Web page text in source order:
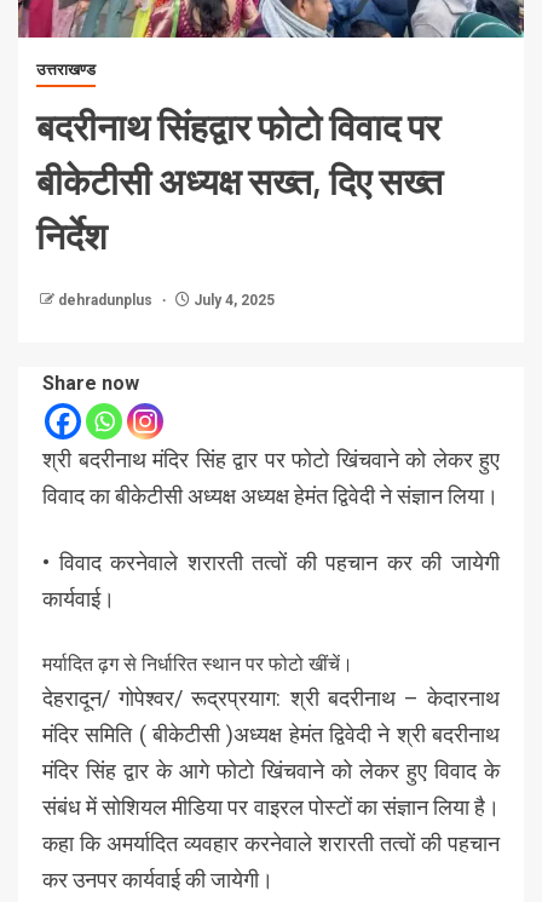
उत्तराखण्ड
बदरीनाथ सिंहद्वार फोटो विवाद पर
बीकेटीसी अध्यक्ष सख्त, दिए सख्त
निर्देश
dehradunplus July 4, 2025
Share now
श्री बदरीनाथ मंदिर सिंह द्वार पर फोटो खिंचवाने को लेकर हुए
विवाद का बीकेटीसी अध्यक्ष अध्यक्ष हेमंत द्विवेदी ने संज्ञान लिया।
• विवाद करनेवाले शरारती तत्वों की पहचान कर की जायेगी
कार्यवाई।
मर्यादित ढ़ग से निर्धारित स्थान पर फोटो खींचें।
देहरादून/ गोपेश्वर/ रूद्रप्रयाग: श्री बदरीनाथ – केदारनाथ
मंदिर समिति ( बीकेटीसी )अध्यक्ष हेमंत द्विवेदी ने श्री बदरीनाथ
मंदिर सिंह द्वार के आगे फोटो खिंचवाने को लेकर हुए विवाद के
संबंध में सोशियल मीडिया पर वाइरल पोस्टों का संज्ञान लिया है।
कहा कि अमर्यादित व्यवहार करनेवाले शरारती तत्वों की पहचान
कर उनपर कार्यवाई की जायेगी।